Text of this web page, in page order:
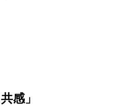
感」